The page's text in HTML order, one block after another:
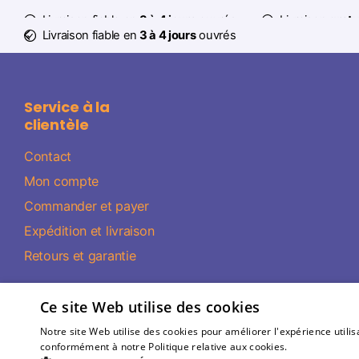
Livraison fiable en 3 à 4 jours ouvrés Livraison
Livraison fiable en 3 à 4 joursouvrés
Service à la
clientèle
Contact
Mon compte
Commander et payer
Expédition et livraison
Retours et garantie
©2026Partywinkel Tous les prix indiqués
Ce site Web utilise des cookies
Notre site Web utilise des cookies pour améliorer l'expérience
conformément à notre Politique relative aux cookies.